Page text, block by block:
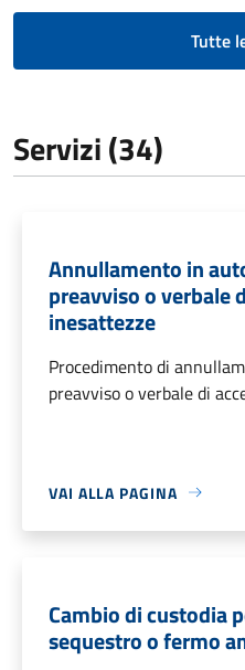
Tutte
Servizi (34)
Annullamento in
preavviso o verbale
inesattezze
Procedimento di
preavviso o verbale di
VAI ALLA PAGINA
Cambio di custodia
sequestro o fermo